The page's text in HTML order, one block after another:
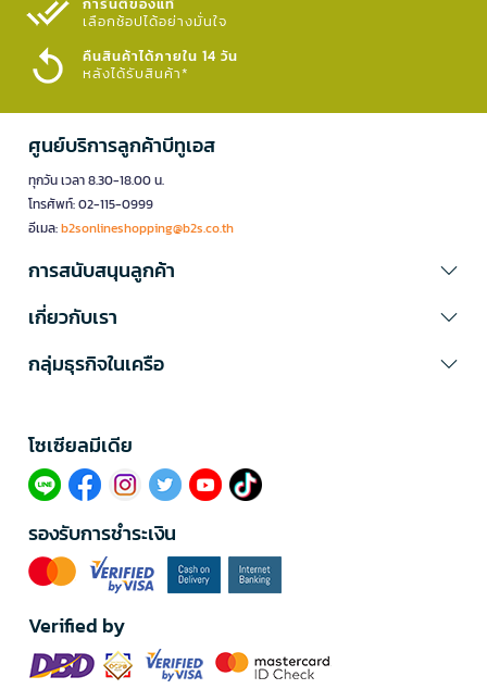
เลือกช้อปได้อย่างมั่นใจ​
คืนสินค้าได้ภายใน 14 วัน
หลังได้รับสินค้า*
ศูนย์บริการลูกค้าบีทูเอส
ทุกวัน เวลา 8.30-18.00 น.
โทรศัพท์: 02-115-0999
อีเมล:b2sonlineshopping@b2s.co.th
การสนับสนุนลูกค้า
เกี่ยวกับเรา
กลุ่มธุรกิจในเครือ
โซเซียลมีเดีย​
รองรับการชำระเงิน
Verified by